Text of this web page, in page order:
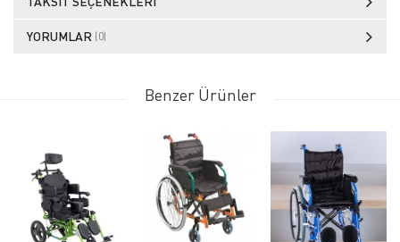
YORUMLAR (0)
Benzer Ürünler